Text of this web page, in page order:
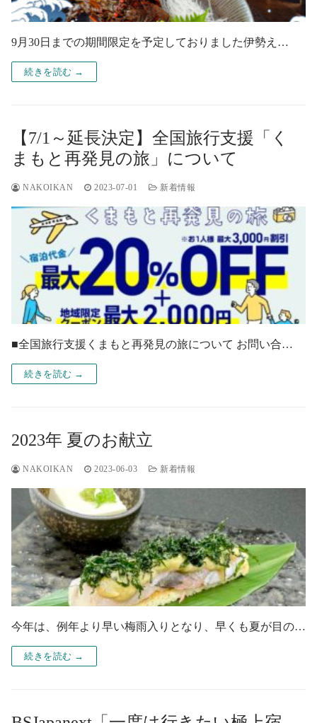
9月30日までの期間限定を予定しておりました伊勢え…
続きを読む →
【7/1～延長決定】全国旅行支援「く
まもと再発見の旅」について
NAKOIKAN 2023-07-01 新着情報
■全国旅行支援くまもと再発見の旅について お問い合…
続きを読む →
2023年 夏のお献立
NAKOIKAN 2023-06-03 新着情報
今年は、例年より早い梅雨入りとなり、早くも夏が目の…
続きを読む →